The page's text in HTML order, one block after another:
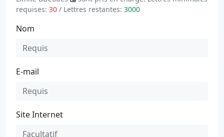
requises: 30 / Lettres restantes: 3000
Nom
E-mail
Site Internet